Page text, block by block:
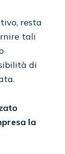
resta
tali
di
la